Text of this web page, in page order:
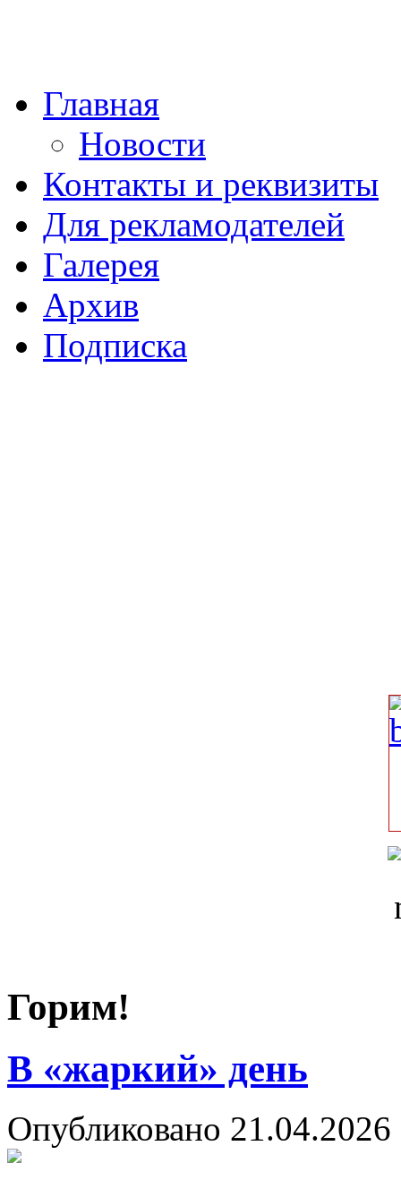
Главная
Новости
Контакты и реквизиты
Для рекламодателей
Галерея
Архив
Подписка
Горим!
В «жаркий» день
Опубликовано